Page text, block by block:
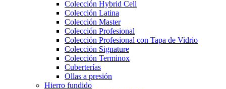
Colección Hybrid Cell
Colección Latina
Colección Master
Colección Profesional
Colección Profesional con Tapa de Vidrio
Colección Signature
Colección Terminox
Cuberterías
Ollas a presión
Hierro fundido